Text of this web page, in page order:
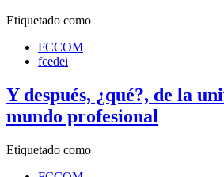
Etiquetado como
FCCOM
fcedei
Y después, ¿qué?, de la
mundo profesional
Etiquetado como